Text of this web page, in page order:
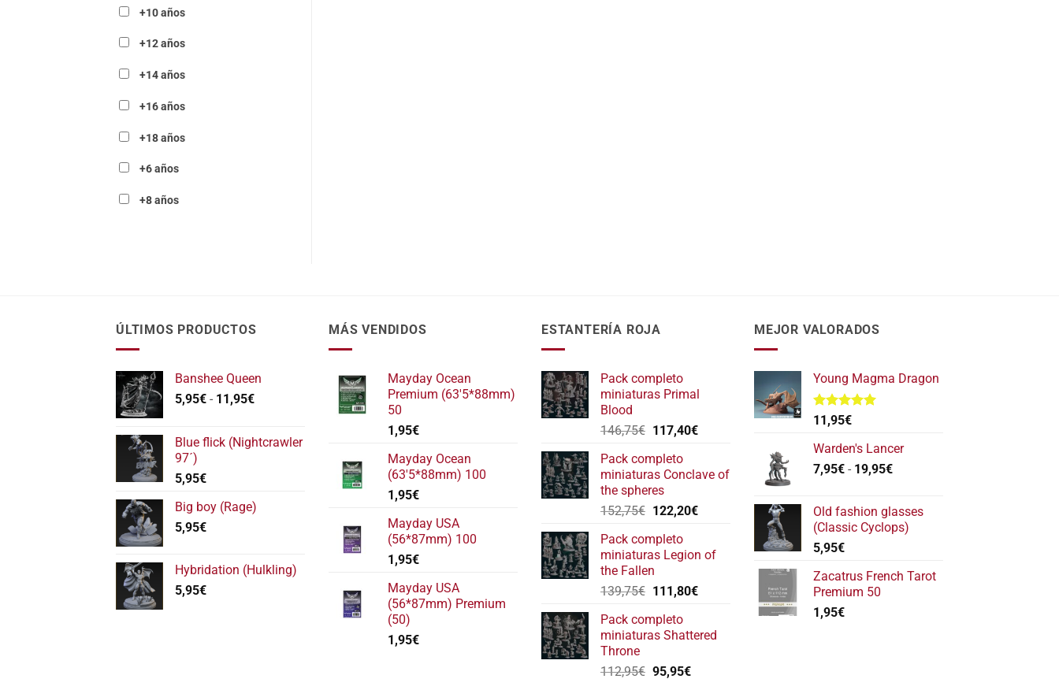
+10 años
+12 años
+14 años
+16 años
+18 años
+6 años
+8 años
ÚLTIMOS PRODUCTOS
Banshee Queen
5,95€ - 11,95€Rango
desde
Blue flick (Nightcrawler
97´)
5,95€
Big boy (Rage)
5,95€
Hybridation (Hulkling)
5,95€
MÁS VENDIDOS
Mayday Ocean
Premium (63'5*88mm)
50
1,95€
Mayday Ocean
(63'5*88mm) 100
1,95€
Mayday USA
(56*87mm) 100
1,95€
Mayday USA
(56*87mm) Premium
(50)
1,95€
ESTANTERÍA ROJA
Pack completo
miniaturas Primal
Blood
146,75€ El
original
era:
146,75€.
117,40€El
es:
Pack completo
miniaturas Conclave of
the spheres
152,75€ El
original
era:
152,75€.
122,20€El
es:
Pack completo
miniaturas Legion of
the Fallen
139,75€ El
original
era:
111,80€El
es:
Pack completo
miniaturas Shattered
Throne
112,95€ El
95,95€El
MEJOR VALORADOS
Young Magma Dragon
Valorado
con
de 5
11,95€
Warden's Lancer
7,95€ - 19,95€Rango
desde
7,95€
Old fashion glasses
(Classic Cyclops)
5,95€
Zacatrus French Tarot
Premium 50
1,95€